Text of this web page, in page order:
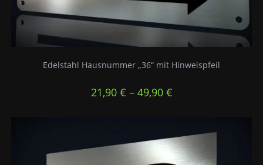
Edelstahl Hausnummer „36“ mit Hinweispfeil
21,90 € – 49,90 €